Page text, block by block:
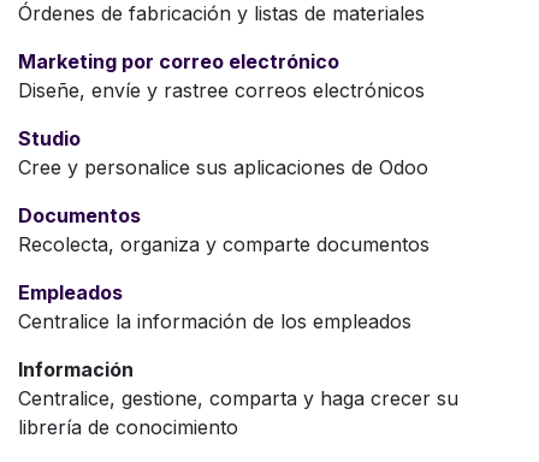
Órdenes de fabricación y listas de materiales
Marketing por correo electrónico
Diseñe, envíe y rastree correos electrónicos
Studio
Cree y personalice sus aplicaciones de Odoo
Documentos
Recolecta, organiza y comparte documentos
Empleados
Centralice la información de los empleados
Información
Centralice, gestione, comparta y haga crecer su
librería de conocimiento